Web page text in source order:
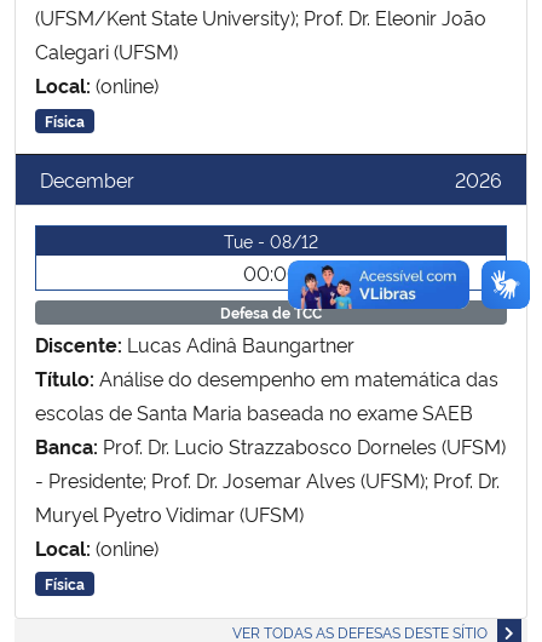
Gabinete de Segurança Institucional
Advocacia-Geral da União
Planalto
(UFSM/Kent State University); Prof. Dr. Eleonir João
Calegari (UFSM)
Local: (online)
Física
December 2026
Tue - 08/12
00:00
Defesa de TCC
Discente: Lucas Adinâ Baungartner
Título: Análise do desempenho em matemática das
escolas de Santa Maria baseada no exame SAEB
Banca: Prof. Dr. Lucio Strazzabosco Dorneles (UFSM)
- Presidente; Prof. Dr. Josemar Alves (UFSM); Prof. Dr.
Muryel Pyetro Vidimar (UFSM)
Local: (online)
Física
VER TODAS AS DEFESAS DESTE SÍTIO